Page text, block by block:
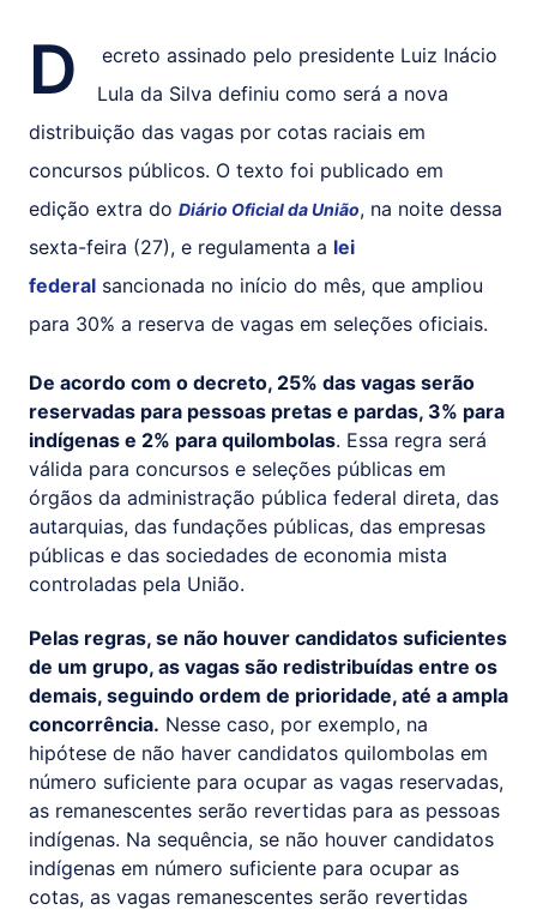
D
ecreto assinado pelo presidente Luiz Inácio
Lula da Silva definiu como será a nova
distribuição das vagas por cotas raciais em
concursos públicos. O texto foi publicado em
edição extra do Diário Oficial da União, na noite dessa
sexta-feira (27), e regulamenta a lei
federal sancionada no início do mês, que ampliou
para 30% a reserva de vagas em seleções oficiais.
De acordo com o decreto, 25% das vagas serão
reservadas para pessoas pretas e pardas, 3% para
indígenas e 2% para quilombolas. Essa regra será
válida para concursos e seleções públicas em
órgãos da administração pública federal direta, das
autarquias, das fundações públicas, das empresas
públicas e das sociedades de economia mista
controladas pela União.
Pelas regras, se não houver candidatos suficientes
de um grupo, as vagas são redistribuídas entre os
demais, seguindo ordem de prioridade, até a ampla
concorrência. Nesse caso, por exemplo, na
hipótese de não haver candidatos quilombolas em
número suficiente para ocupar as vagas reservadas,
as remanescentes serão revertidas para as pessoas
indígenas. Na sequência, se não houver candidatos
indígenas em número suficiente para ocupar as
cotas, as vagas remanescentes serão revertidas